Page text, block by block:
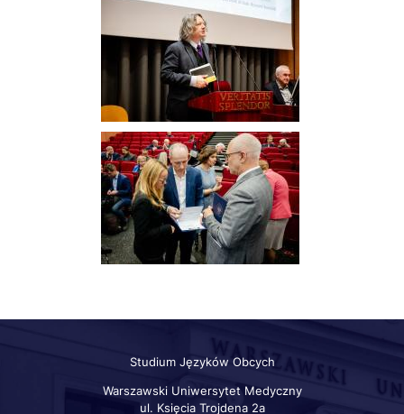
Studium Języków Obcych
Warszawski Uniwersytet Medyczny
ul. Księcia Trojdena 2a